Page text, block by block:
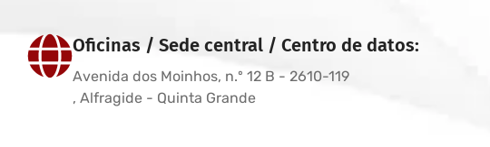
Oficinas / Sede central / Centro de datos:
Avenida dos Moinhos, n.º 12 B - 2610-119
, Alfragide - Quinta Grande